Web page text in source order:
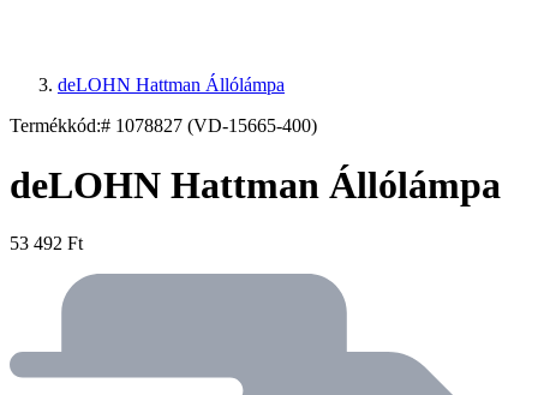
deLOHN Hattman Állólámpa
Termékkód:# 1078827 (VD-15665-400)
deLOHN Hattman Állólámpa
53 492 Ft